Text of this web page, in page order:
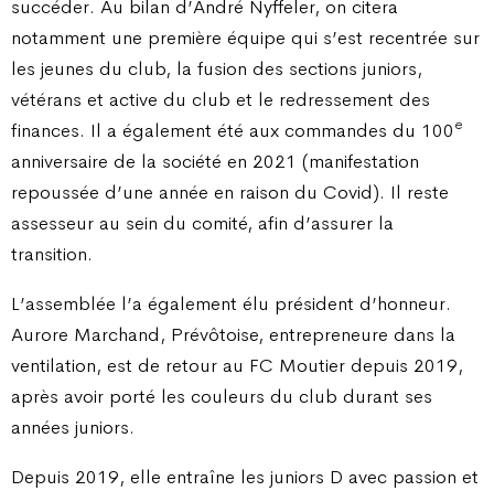
succéder. Au bilan d’André Nyffeler, on citera
notamment une première équipe qui s’est recentrée sur
les jeunes du club, la fusion des sections juniors,
vétérans et active du club et le redressement des
finances. Il a également été aux commandes du 100e
anniversaire de la société en 2021 (manifestation
repoussée d’une année en raison du Covid). Il reste
assesseur au sein du comité, afin d’assurer la
transition.
L’assemblée l’a également élu président d’honneur.
Aurore Marchand, Prévôtoise, entrepreneure dans la
ventilation, est de retour au FC Moutier depuis 2019,
après avoir porté les couleurs du club durant ses
années juniors.
Depuis 2019, elle entraîne les juniors D avec passion et